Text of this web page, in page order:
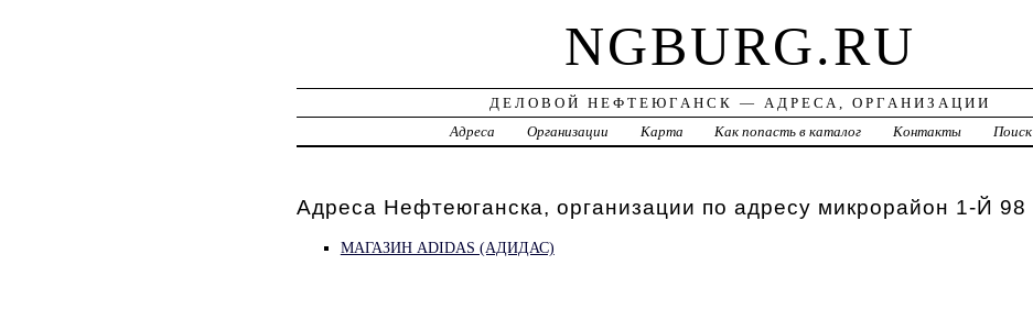
NGBURG.RU
ДЕЛОВОЙ НЕФТЕЮГАНСК — АДРЕСА, ОРГАНИЗАЦИИ
Адреса
Организации Карта Как попасть в каталог Контакты Поиск
Адреса Нефтеюганска, организации по адресу микрорайон 1-Й 98
МАГАЗИН ADIDAS (АДИДАС)